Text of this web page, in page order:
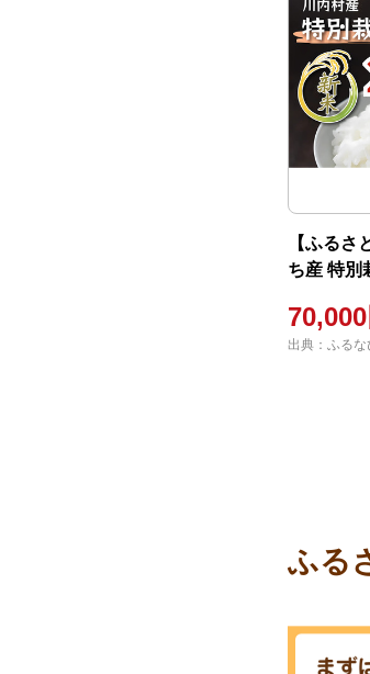
【ふるさ
ち産 特別
70,000
出典：ふるな
ふる